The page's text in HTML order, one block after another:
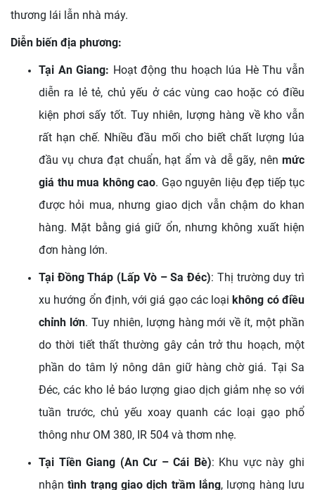
thương lái lẫn nhà máy.
Diễn biến địa phương:
Tại An Giang: Hoạt động thu hoạch lúa Hè Thu vẫn
diễn ra lẻ tẻ, chủ yếu ở các vùng cao hoặc có điều
kiện phơi sấy tốt. Tuy nhiên, lượng hàng về kho vẫn
rất hạn chế. Nhiều đầu mối cho biết chất lượng lúa
đầu vụ chưa đạt chuẩn, hạt ẩm và dễ gãy, nên mức
giá thu mua không cao. Gạo nguyên liệu đẹp tiếp tục
được hỏi mua, nhưng giao dịch vẫn chậm do khan
hàng. Mặt bằng giá giữ ổn, nhưng không xuất hiện
đơn hàng lớn.
Tại Đồng Tháp (Lấp Vò – Sa Đéc): Thị trường duy trì
xu hướng ổn định, với giá gạo các loạikhông có điều
chỉnh lớn. Tuy nhiên, lượng hàng mới về ít, một phần
do thời tiết thất thường gây cản trở thu hoạch, một
phần do tâm lý nông dân giữ hàng chờ giá. Tại Sa
Đéc, các kho lẻ báo lượng giao dịch giảm nhẹ so với
tuần trước, chủ yếu xoay quanh các loại gạo phổ
thông như OM 380, IR 504 và thơm nhẹ.
Tại Tiền Giang (An Cư – Cái Bè): Khu vực này ghi
nhậntình trạng giao dịch trầm lắng, lượng hàng lưu